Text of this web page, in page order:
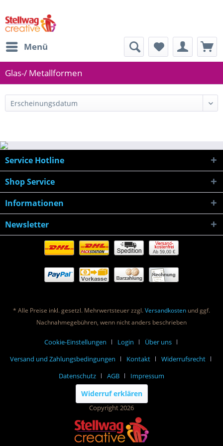
Menü
Glas-/ Metallformen
Service Hotline
Shop Service
Informationen
Newsletter
Ab 59,00 €
* Alle Preise inkl. gesetzl. Mehrwertsteuer zzgl.Versandkosten und ggf.
Nachnahmegebühren, wenn nicht anders beschrieben
Cookie-Einstellungen Login
Über uns
Versand und Zahlungsbedingungen
Kontakt
Widerrufsrecht
Datenschutz
AGB Impressum
Widerruf erklären
Copyright 2026